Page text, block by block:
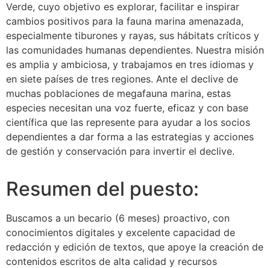
Verde, cuyo objetivo es explorar, facilitar e inspirar
cambios positivos para la fauna marina amenazada,
especialmente tiburones y rayas, sus hábitats críticos y
las comunidades humanas dependientes. Nuestra misión
es amplia y ambiciosa, y trabajamos en tres idiomas y
en siete países de tres regiones. Ante el declive de
muchas poblaciones de megafauna marina, estas
especies necesitan una voz fuerte, eficaz y con base
científica que las represente para ayudar a los socios
dependientes a dar forma a las estrategias y acciones
de gestión y conservación para invertir el declive.
Resumen del puesto:
Buscamos a un becario (6 meses) proactivo, con
conocimientos digitales y excelente capacidad de
redacción y edición de textos, que apoye la creación de
contenidos escritos de alta calidad y recursos